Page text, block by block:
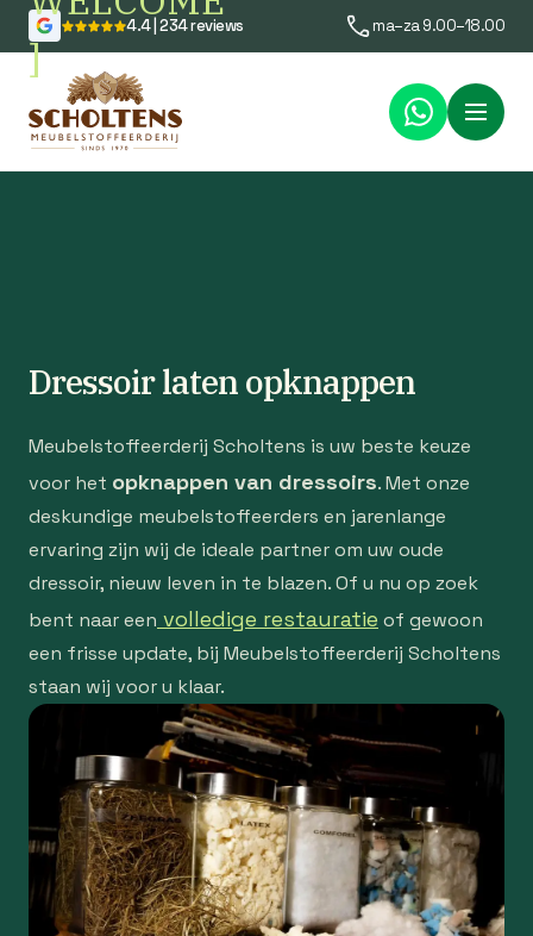
]
4.4 | 234 reviews ma–za 9.00–18.00
Menu
Dressoir laten opknappen
Meubelstoffeerderij Scholtens is uw beste keuze
voor het opknappen van dressoirs. Met onze
deskundige meubelstoffeerders en jarenlange
ervaring zijn wij de ideale partner om uw oude
dressoir, nieuw leven in te blazen. Of u nu op zoek
bent naar een volledige restauratie of gewoon
een frisse update, bij Meubelstoffeerderij Scholtens
staan wij voor u klaar.